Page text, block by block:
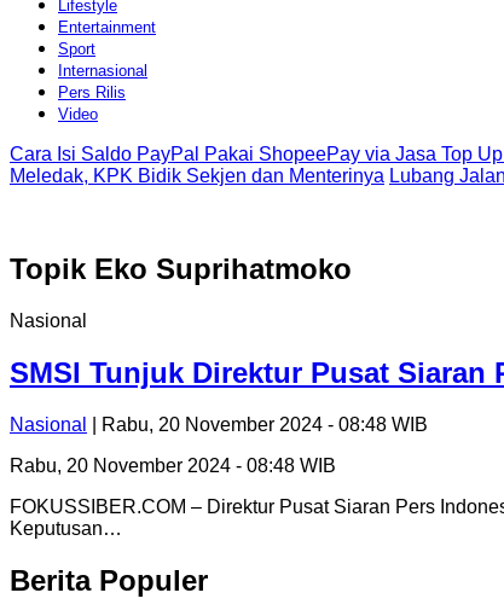
Lifestyle
Entertainment
Sport
Internasional
Pers Rilis
Video
Cara Isi Saldo PayPal Pakai ShopeePay via Jasa Top
Meledak, KPK Bidik Sekjen dan Menterinya Lubang
Topik Eko Suprihatmoko
Nasional
SMSI Tunjuk Direktur Pusat Siaran
Nasional
| Rabu, 20 November 2024 - 08:48 WIB
Rabu, 20 November 2024 - 08:48 WIB
FOKUSSIBER.COM – Direktur Pusat Siaran Pers
Keputusan…
Berita Populer